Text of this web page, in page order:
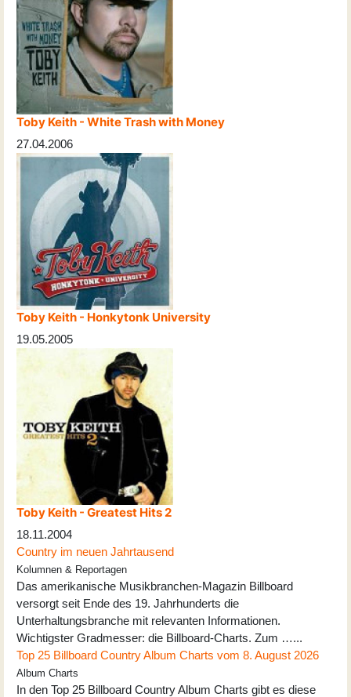
Toby Keith - White Trash with Money
27.04.2006
Toby Keith - Honkytonk University
19.05.2005
Toby Keith - Greatest Hits 2
18.11.2004
Country im neuen Jahrtausend
Kolumnen & Reportagen
Das amerikanische Musikbranchen-Magazin Billboard
versorgt seit Ende des 19. Jahrhunderts die
Unterhaltungsbranche mit relevanten Informationen.
Wichtigster Gradmesser: die Billboard-Charts. Zum …...
Top 25 Billboard Country Album Charts vom 8. August 2026
Album Charts
In den Top 25 Billboard Country Album Charts gibt es diese